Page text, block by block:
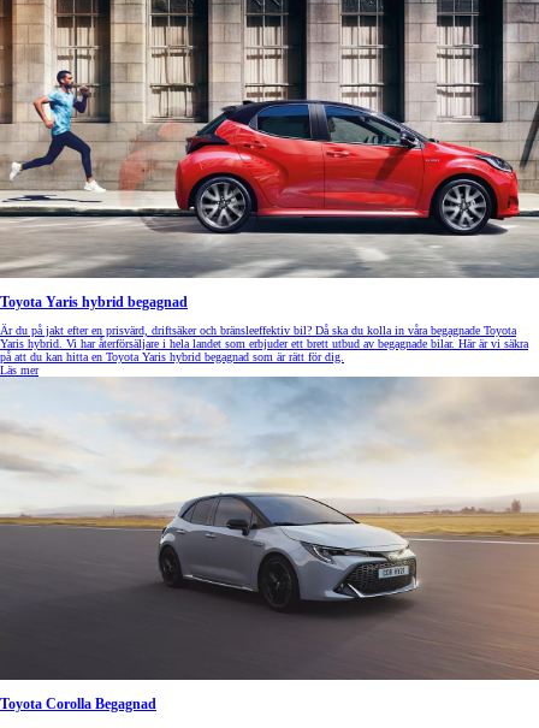
Toyota Yaris hybrid begagnad
Är du på jakt efter en prisvärd, driftsäker och bränsleeffektiv bil? Då ska du kolla in våra begagnade Toyota
Yaris hybrid. Vi har återförsäljare i hela landet som erbjuder ett brett utbud av begagnade bilar. Här är vi säkra
på att du kan hitta en Toyota Yaris hybrid begagnad som är rätt för dig.
Läs mer
Toyota Corolla Begagnad